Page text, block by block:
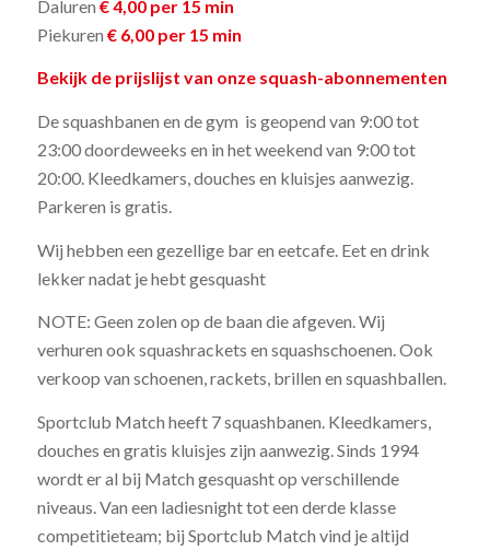
Daluren € 4,00 per 15 min
Piekuren € 6,00 per 15 min
Bekijk de prijslijst van onze squash-abonnementen
De squashbanen en de gym is geopend van 9:00 tot
23:00 doordeweeks en in het weekend van 9:00 tot
20:00. Kleedkamers, douches en kluisjes aanwezig.
Parkeren is gratis.
Wij hebben een gezellige bar en eetcafe. Eet en drink
lekker nadat je hebt gesquasht
NOTE: Geen zolen op de baan die afgeven. Wij
verhuren ook squashrackets en squashschoenen. Ook
verkoop van schoenen, rackets, brillen en squashballen.
Sportclub Match heeft 7 squashbanen. Kleedkamers,
douches en gratis kluisjes zijn aanwezig. Sinds 1994
wordt er al bij Match gesquasht op verschillende
niveaus. Van een ladiesnight tot een derde klasse
competitieteam; bij Sportclub Match vind je altijd